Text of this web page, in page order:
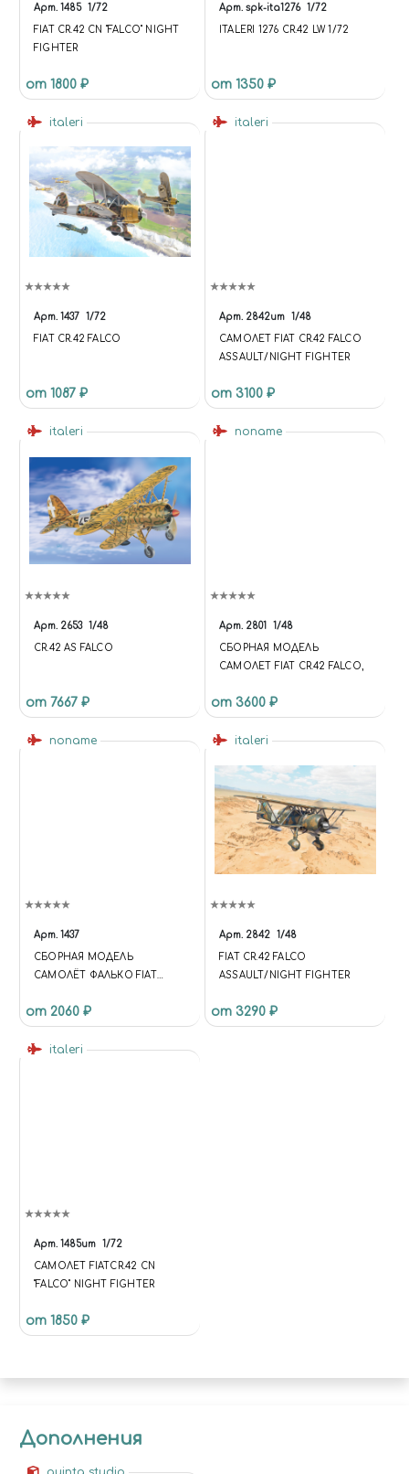
Арт. 1485 1/72
FIAT CR.42 CN "FALCO" NIGHT
FIGHTER
от 1800 ₽
Арт. spk-ita1276 1/72
ITALERI 1276 CR.42 LW 1/72
от 1350 ₽
italeri
Арт. 1437 1/72
FIAT CR.42 FALCO
от 1087 ₽
italeri
Арт. 2842ит 1/48
САМОЛЕТ FIAT CR.42 FALCO
ASSAULT/NIGHT FIGHTER
от 3100 ₽
italeri
Арт. 2653 1/48
CR.42 AS FALCO
от 7667 ₽
noname
Арт. 2801 1/48
СБОРНАЯ МОДЕЛЬ
САМОЛЕТ FIAT CR.42 FALCO,
от 3600 ₽
noname
Арт. 1437
СБОРНАЯ МОДЕЛЬ
САМОЛЁТ ФАЛЬКО FIAT
от 2060 ₽
italeri
Арт. 2842 1/48
FIAT CR.42 FALCO
ASSAULT/NIGHT FIGHTER
от 3290 ₽
italeri
Арт. 1485ит 1/72
САМОЛЕТ FIATCR.42 CN
"FALCO" NIGHT FIGHTER
от 1850 ₽
Дополнения